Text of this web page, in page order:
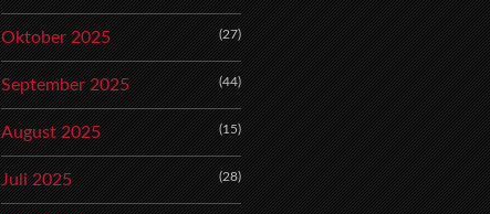
Oktober 2025 (27)
September 2025 (44)
August 2025 (15)
Juli 2025 (28)